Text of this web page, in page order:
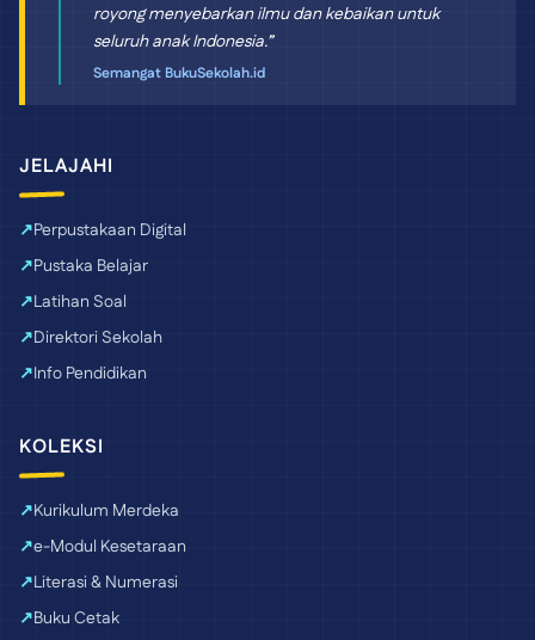
royong menyebarkan ilmu dan kebaikan untuk
seluruh anak Indonesia.”
Semangat BukuSekolah.id
JELAJAHI
Perpustakaan Digital
Pustaka Belajar
Latihan Soal
Direktori Sekolah
Info Pendidikan
KOLEKSI
Kurikulum Merdeka
e-Modul Kesetaraan
Literasi & Numerasi
Buku Cetak